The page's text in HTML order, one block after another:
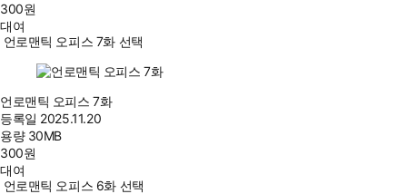
300원
대여
언로맨틱 오피스 7화 선택
언로맨틱 오피스 7화
등록일 2025.11.20
용량 30MB
300원
대여
언로맨틱 오피스 6화 선택